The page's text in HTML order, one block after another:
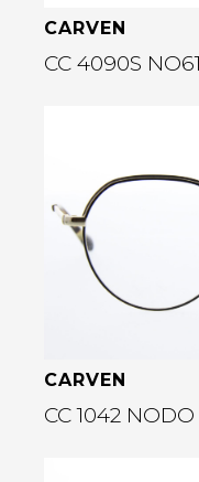
CARVEN
CC 4090S NO61
CARVEN
CC 1042 NODO